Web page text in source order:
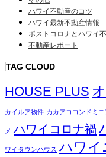
ハワイ不動産のコツ
ハワイ最新不動産情報
ポストコロナとハワイ
不動産レポート
TAG CLOUD
HOUSE PLUS
カイルア物件 カカアココンドミニ
メ ハワイコロナ禍
ワイタウンハウス ハワイ